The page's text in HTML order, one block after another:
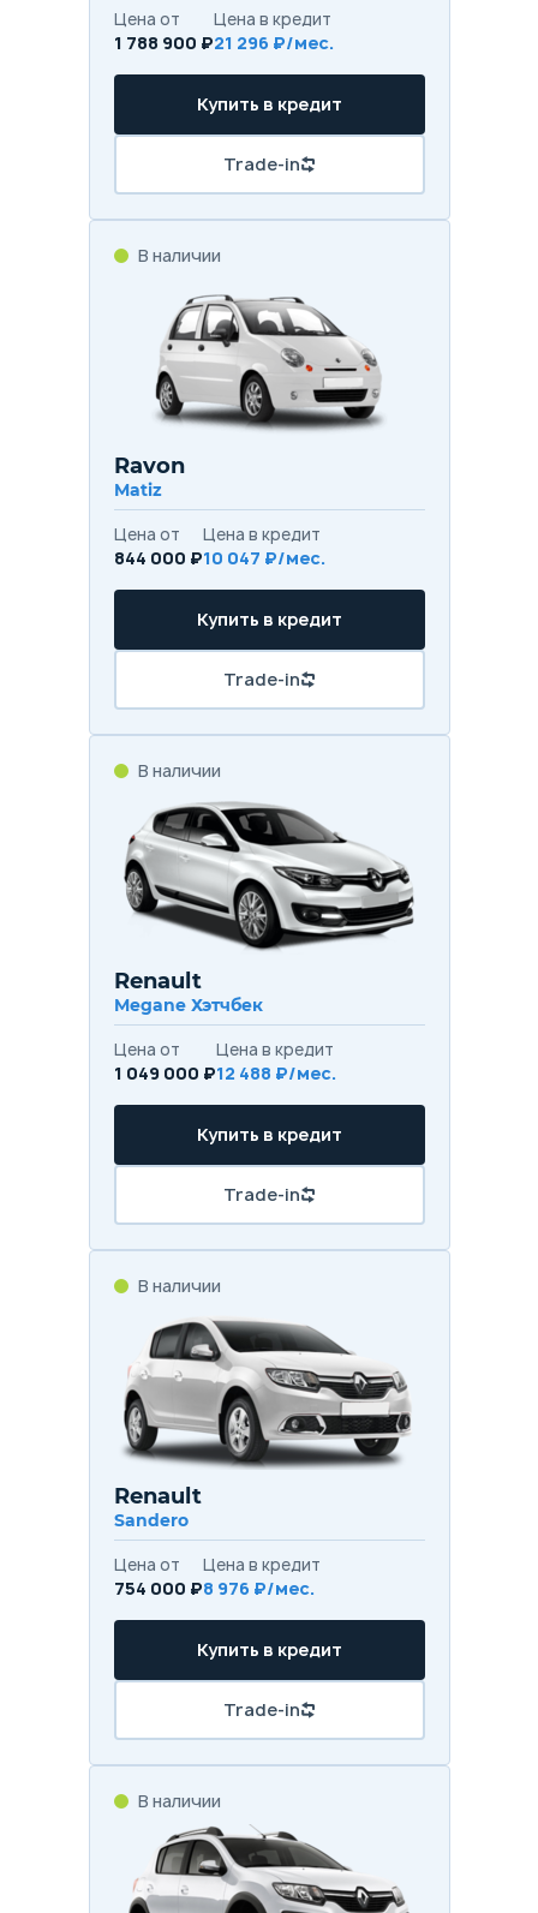
Цена от
1 788 900 ₽
Цена в кредит
21 296 ₽/мес.
Купить в кредит
Trade-in
В наличии
Ravon
Matiz
Цена от
844 000 ₽
Цена в кредит
10 047 ₽/мес.
Купить в кредит
Trade-in
В наличии
Renault
Megane Хэтчбек
Цена от
1 049 000 ₽
Цена в кредит
12 488 ₽/мес.
Купить в кредит
Trade-in
В наличии
Renault
Sandero
Цена от
754 000 ₽
Цена в кредит
8 976 ₽/мес.
Купить в кредит
Trade-in
В наличии